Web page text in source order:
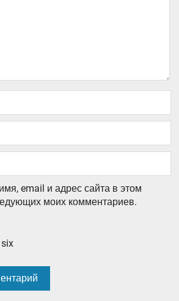
email и адрес сайта в этом
моих комментариев.